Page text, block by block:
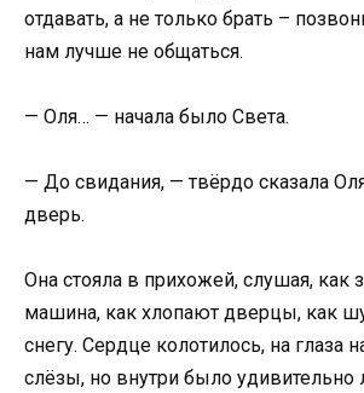
отдавать, а не только брать –
нам лучше не общаться.
— Оля… — начала было Света.
— До свидания, — твёрдо сказала
дверь.
Она стояла в прихожей, слушая, как
машина, как хлопают дверцы, как
снегу. Сердце колотилось, на глаза
слёзы, но внутри было удивительно